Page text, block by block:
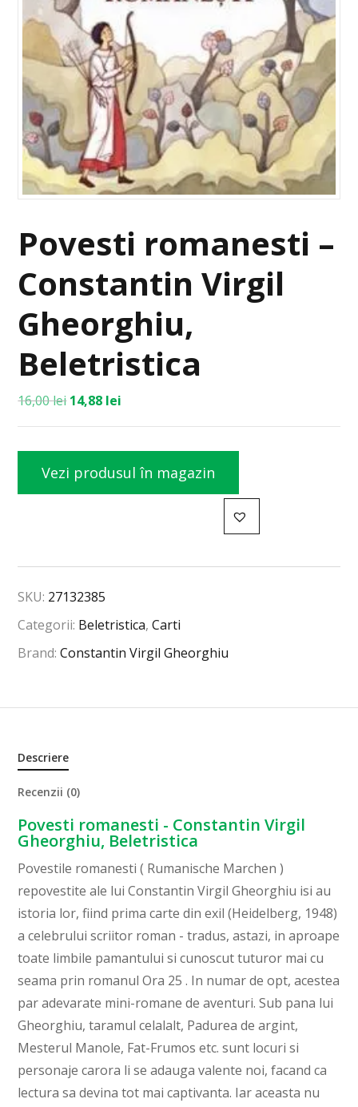
Povesti romanesti –
Constantin Virgil
Gheorghiu,
Beletristica
16,00lei 14,88 lei
Vezi produsul în magazin
SKU: 27132385
Categorii: Beletristica,Carti
Brand:Constantin Virgil Gheorghiu
Descriere
Recenzii (0)
Povesti romanesti - Constantin Virgil
Gheorghiu, Beletristica
Povestile romanesti ( Rumanische Marchen )
repovestite ale lui Constantin Virgil Gheorghiu isi au
istoria lor, fiind prima carte din exil (Heidelberg, 1948)
a celebrului scriitor roman - tradus, astazi, in aproape
toate limbile pamantului si cunoscut tuturor mai cu
seama prin romanul Ora 25 . In numar de opt, acestea
par adevarate mini-romane de aventuri. Sub pana lui
Gheorghiu, taramul celalalt, Padurea de argint,
Mesterul Manole, Fat-Frumos etc. sunt locuri si
personaje carora li se adauga valente noi, facand ca
lectura sa devina tot mai captivanta. Iar aceasta nu